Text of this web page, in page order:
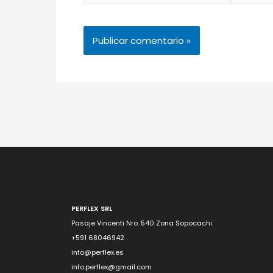
PERFLEX SRL
Pasaje Vincenti Nro. 540 Zona Sopocachi.
+591 68046942
info@perflex.es
info.perflex@gmail.com